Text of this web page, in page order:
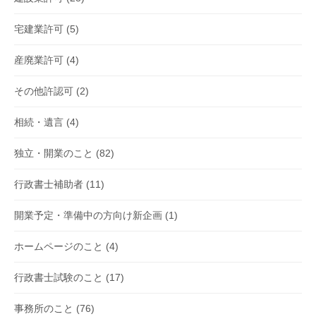
宅建業許可 (5)
産廃業許可 (4)
その他許認可 (2)
相続・遺言 (4)
独立・開業のこと (82)
行政書士補助者 (11)
開業予定・準備中の方向け新企画 (1)
ホームページのこと (4)
行政書士試験のこと (17)
事務所のこと (76)